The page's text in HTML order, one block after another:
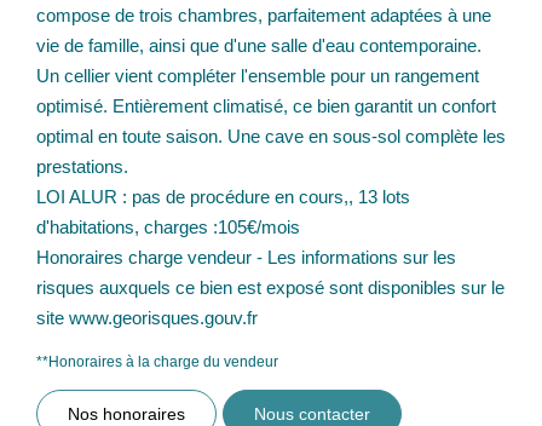
compose de trois chambres, parfaitement adaptées à une
vie de famille, ainsi que d'une salle d'eau contemporaine.
Un cellier vient compléter l'ensemble pour un rangement
optimisé. Entièrement climatisé, ce bien garantit un confort
optimal en toute saison. Une cave en sous-sol complète les
prestations.
LOI ALUR : pas de procédure en cours,, 13 lots
d'habitations, charges :105€/mois
Honoraires charge vendeur - Les informations sur les
risques auxquels ce bien est exposé sont disponibles sur le
site www.georisques.gouv.fr
**Honoraires à la charge du vendeur
Nos honoraires Nous contacter